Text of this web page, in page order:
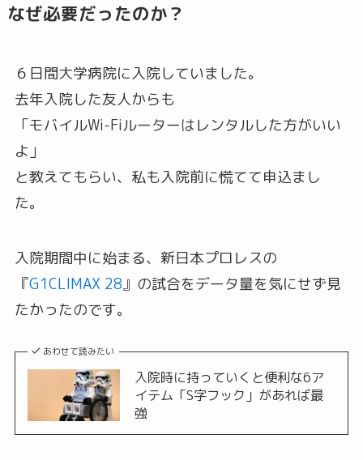
なぜ必要だったのか？
６日間大学病院に入院していました。
去年入院した友人からも
「モバイルWi-Fiルーターはレンタルした方がいい
よ」
と教えてもらい、私も入院前に慌てて申込まし
た。
入院期間中に始まる、新日本プロレスの
『G1CLIMAX 28』の試合をデータ量を気にせず見
たかったのです。
あわせて読みたい
入院時に持っていくと便利な6ア
イテム「S字フック」があれば最
強